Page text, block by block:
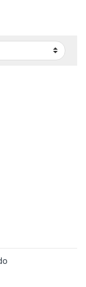
podem ser